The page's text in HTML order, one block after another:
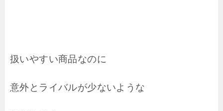
扱いやすい商品なのに
意外とライバルが少ないような